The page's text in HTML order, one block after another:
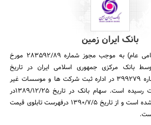
بانک ایران زمین
بانک ایران زمین ( سهامی عام) به موجب مجوز شماره 283592/89 مورخ
صادره توسط بانک مرکزی جمهوری اسلامی ایران در تاریخ
1389/12/24 تحت شماره 399279 در اداره ثبت شرکت ها و موسسات غیر
تجاری در تهران به ثبت رسیده است. سهام بانک در تاریخ 1389/12/25در
فرابورس ایران پذیرفته شده است و از تاریخ 1390/7/5 درفهرست تابلوی قیمت